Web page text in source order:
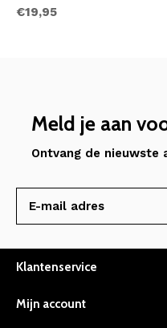
€19,95
Meld je aan
Ontvang de nieuwste
Klantenservice
Mijn account